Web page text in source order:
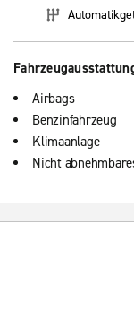
Airbags
Benzinfahrzeug
Klimaanlage
Nicht